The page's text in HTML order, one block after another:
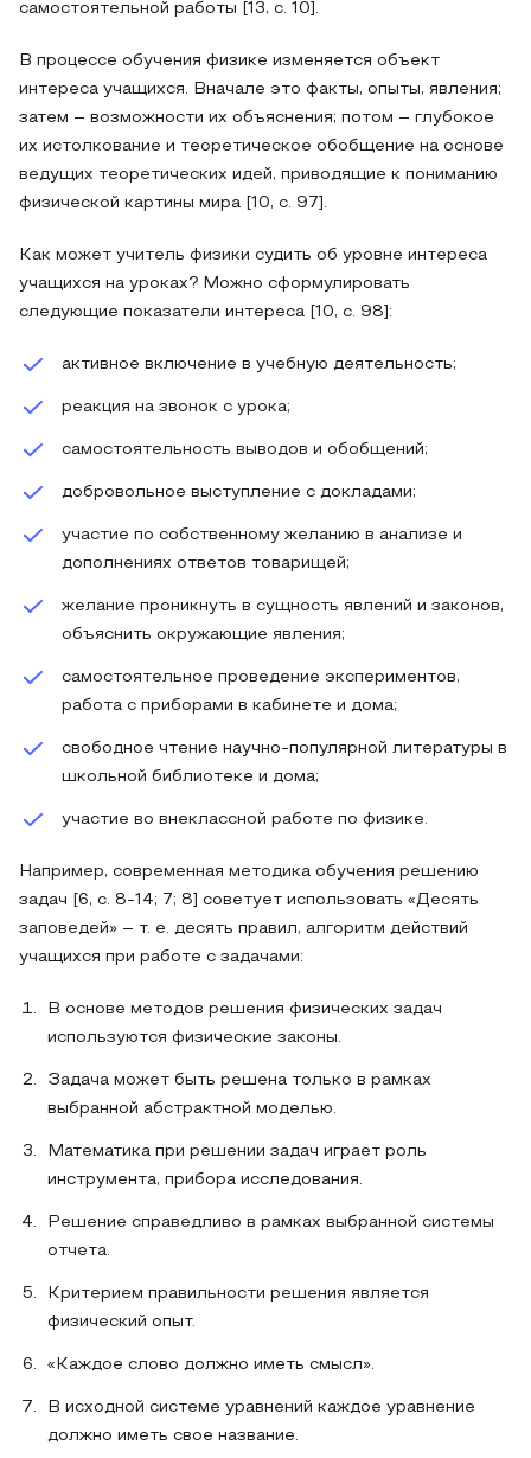
самостоятельной работы [13, с. 10].
В процессе обучения физике изменяется объект
интереса учащихся. Вначале это факты, опыты, явления;
затем – возможности их объяснения; потом – глубокое
их истолкование и теоретическое обобщение на основе
ведущих теоретических идей, приводящие к пониманию
физической картины мира [10, с. 97].
Как может учитель физики судить об уровне интереса
учащихся на уроках? Можно сформулировать
следующие показатели интереса [10, с. 98]:
активное включение в учебную деятельность;
реакция на звонок с урока;
самостоятельность выводов и обобщений;
добровольное выступление с докладами;
участие по собственному желанию в анализе и
дополнениях ответов товарищей;
желание проникнуть в сущность явлений и законов,
объяснить окружающие явления;
самостоятельное проведение экспериментов,
работа с приборами в кабинете и дома;
свободное чтение научно-популярной литературы в
школьной библиотеке и дома;
участие во внеклассной работе по физике.
Например, современная методика обучения решению
задач [6, с. 8-14; 7; 8] советует использовать «Десять
заповедей» – т. е. десять правил, алгоритм действий
учащихся при работе с задачами:
В основе методов решения физических задач
используются физические законы.
Задача может быть решена только в рамках
выбранной абстрактной моделью.
Математика при решении задач играет роль
инструмента, прибора исследования.
Решение справедливо в рамках выбранной системы
отчета.
Критерием правильности решения является
физический опыт.
«Каждое слово должно иметь смысл».
В исходной системе уравнений каждое уравнение
должно иметь свое название.